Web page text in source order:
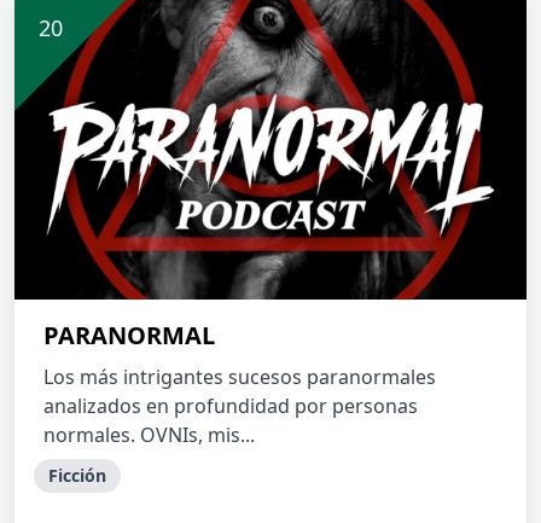
PARANORMAL
Los más intrigantes sucesos paranormales
analizados en profundidad por personas
normales. OVNIs, mis...
Ficción